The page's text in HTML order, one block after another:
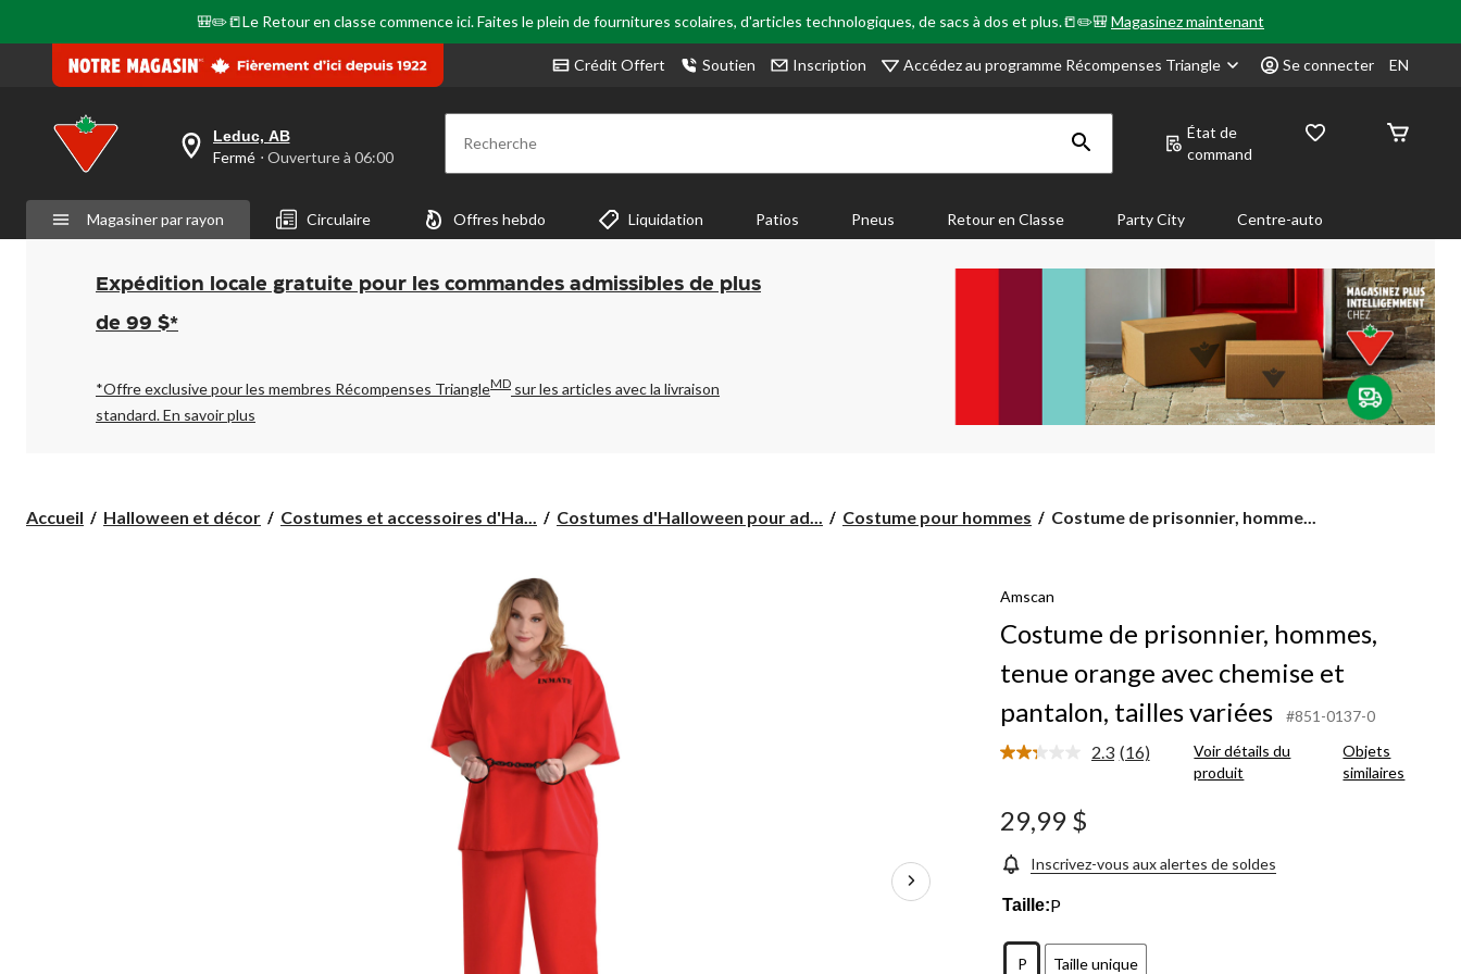
🎒✏️📒Le Retour en classe commence ici. Faites le plein de fournitures scolaires, d'articles technologiques, de sacs à dos et plus.📒✏️🎒Magasinez maintenant
Crédit Offert Soutien Inscription Accédez au programme Récompenses Triangle Se connecter EN
votre
est
Leduc,
AB,
Fermé,
Ouverture
à
pour
changer
Leduc, AB
Fermé ⋅ Ouverture à 06:00 Recherche
État de
command
Magasiner par rayon Circulaire Offres hebdo Liquidation Patios Pneus Retour en Classe Party City Centre-auto
Expédition locale gratuite pour les commandes admissibles de plus
de 99 $*
*Offre exclusive pour les membres Récompenses TriangleMD sur les articles avec la livraison
standard.En savoir plus
Accueil Halloween et décor Costumes et accessoires d'Ha... Costumes d'Halloween pour ad... Costume pour hommes
Costume
tenue
avec
et
pantalon,
tailles
variées
Costume de prisonnier, homme...
Amscan
Costume de prisonnier, hommes,
tenue orange avec chemise et
pantalon, tailles variées
#851-0137-0
2.3 Lire
la
(16)
Voir détails du
produit
Objets
similaires
29,99 $
Inscrivez-vous aux alertes de soldes
Taille:P
P Taille unique
page.